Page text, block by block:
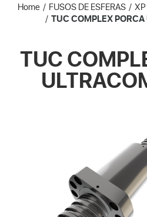
Home FUSOS DE ESFERAS
TUC COMPLEX
TUC